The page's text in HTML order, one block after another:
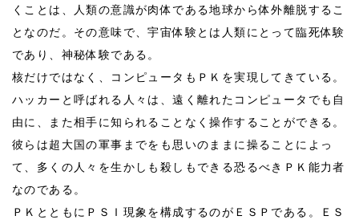
くことは、人類の意識が肉体である地球から体外離脱するこ
となのだ。その意味で、宇宙体験とは人類にとって臨死体験
であり、神秘体験である。
核だけではなく、コンピュータもＰＫを実現してきている。
ハッカーと呼ばれる人々は、遠く離れたコンピュータでも自
由に、また相手に知られることなく操作することができる。
彼らは超大国の軍事までをも思いのままに操ることによっ
て、多くの人々を生かしも殺しもできる恐るべきＰＫ能力者
なのである。
ＰＫとともにＰＳＩ現象を構成するのがＥＳＰである。ＥＳ